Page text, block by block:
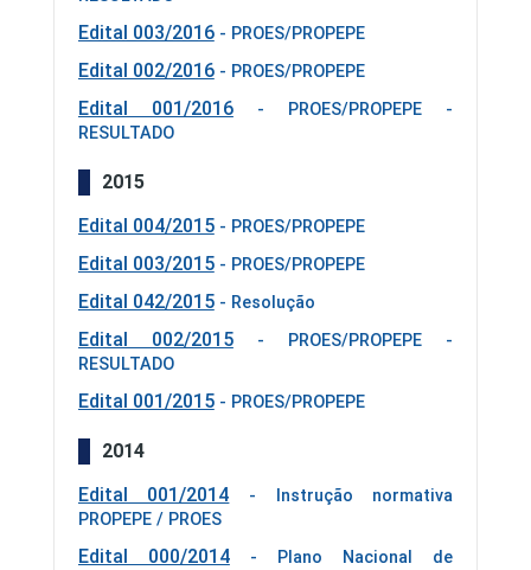
Edital 003/2016- PROES/PROPEPE
Edital 002/2016- PROES/PROPEPE
Edital 001/2016- PROES/PROPEPE -
RESULTADO
2015
Edital 004/2015- PROES/PROPEPE
Edital 003/2015- PROES/PROPEPE
Edital 042/2015- Resolução
Edital 002/2015- PROES/PROPEPE -
RESULTADO
Edital 001/2015- PROES/PROPEPE
2014
Edital 001/2014 - Instrução normativa
PROPEPE / PROES
Edital 000/2014- Plano Nacional de